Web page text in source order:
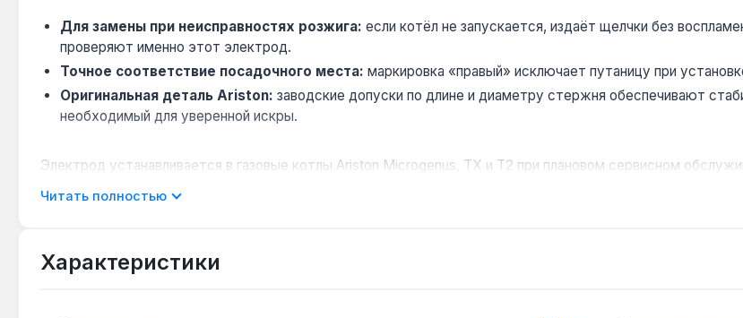
Для замены при неисправностях розжига: если котёл не запускается, издаёт щелчки без
проверяют именно этот электрод.
Точное соответствие посадочного места: маркировка «правый» исключает путаницу при
Оригинальная деталь Ariston: заводские допуски по длине и диаметру стержня обеспечивают
необходимый для уверенной искры.
Электрод устанавливается в газовые котлы Ariston Microgenus, ТХ и Т2 при плановом сервисном
Нет — конструкция разработана исключительно для Microgenus, ТХ и Т2; для других серий (Genus,
Читать полностью
Характеристики